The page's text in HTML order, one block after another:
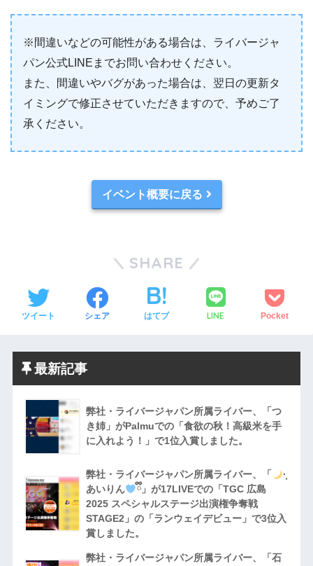
※間違いなどの可能性がある場合は、ライバージャ
パン公式LINEまでお問い合わせください。
また、間違いやバグがあった場合は、翌日の更新タ
イミングで修正させていただきますので、予めご了
承ください。
イベント概要に戻る
SHARE
ツイート シェア はてブ LINE Pocket
最新記事
弊社・ライバージャパン所属ライバー、「つ
き姉」がPalmuでの「食欲の秋！高級米を手
に入れよう！」で1位入賞しました。
弊社・ライバージャパン所属ライバー、「
·̩͙
あいりん
ྀི」が17LIVEでの「TGC 広島
2025 スペシャルステージ出演権争奪戦
STAGE2」の「ランウェイデビュー」で3位入
賞しました。
弊社・ライバージャパン所属ライバー、「石